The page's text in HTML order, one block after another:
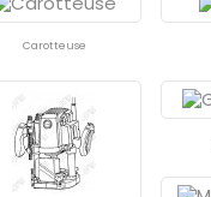
Carotteuse